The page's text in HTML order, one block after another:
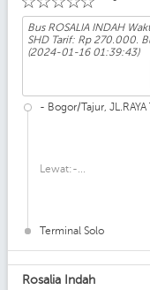
Bus ROSALIA INDAH
SHD Tarif: Rp 270.000.
(2024-01-16 01:39:43)
- Bogor/Tajur, JL.RAYA
Lewat:-...
Terminal Solo
Rosalia Indah